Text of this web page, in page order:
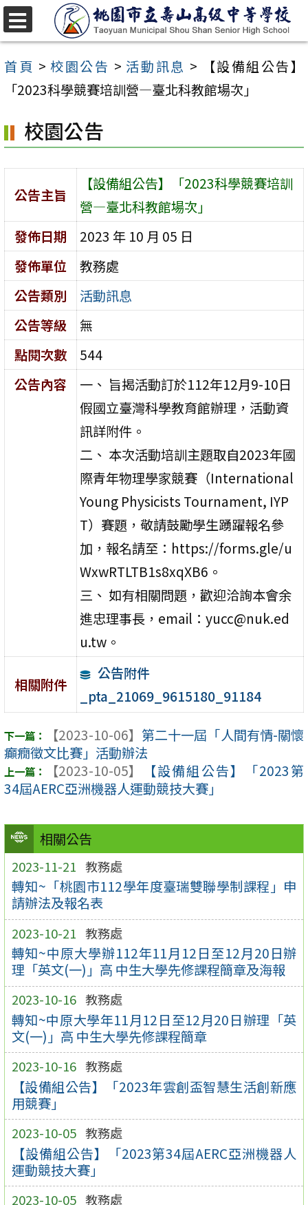
跳
至
主
容
區
首頁 >校園公告 > 活動訊息 >
【設備組公告】
「2023科學競賽培訓營—臺北科教館場次」
相關公告
2023-11-21 教務處
轉知~「桃園市112學年度臺瑞雙聯學制課程」申
請辦法及報名表
2023-10-21 教務處
轉知~中原大學辦112年11月12日至12月20日辦
理「英文(一)」高 中生大學先修課程簡章及海報
2023-10-16 教務處
轉知~中原大學年11月12日至12月20日辦理「英
文(一)」高 中生大學先修課程簡章
2023-10-16 教務處
【設備組公告】「2023年雲創盃智慧生活創新應
用競賽」
2023-10-05 教務處
【設備組公告】「2023第34屆AERC亞洲機器人
運動競技大賽」
2023-10-05 教務處
校園公告
公告主旨
【設備組公告】「2023科學競賽培訓
營—臺北科教館場次」
發佈日期
2023 年 10 月 05 日
發佈單位
教務處
公告類別
活動訊息
公告等級
無
點閱次數
544
公告內容
一、 旨揭活動訂於112年12月9-10日
假國立臺灣科學教育館辦理，活動資
訊詳附件。
二、 本次活動培訓主題取自2023年國
際青年物理學家競賽（International
Young Physicists Tournament, IYP
T）賽題，敬請鼓勵學生踴躍報名參
加，報名請至：https://forms.gle/u
WxwRTLTB1s8xqXB6。
三、 如有相關問題，歡迎洽詢本會余
進忠理事長，email：yucc@nuk.ed
u.tw。
相關附件
公告附件
_pta_21069_9615180_91184
【2023-10-06】 第二十一屆「人間有情-關懷
癲癇徵文比賽」活動辦法
【2023-10-05】
【設備組公告】「2023第
34屆AERC亞洲機器人運動競技大賽」
選
單